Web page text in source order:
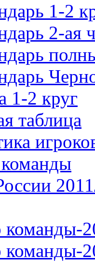
1-2
2-ая
1-2 круг
таблица
команды-
команды-